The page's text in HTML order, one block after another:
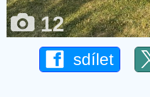
12
sdílet